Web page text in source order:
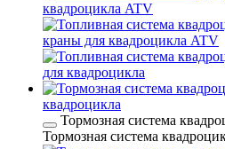
квадроцикла ATV
краны для квадроцикла ATV
для квадроцикла
квадроцикла
Тормозная система
Тормозная система